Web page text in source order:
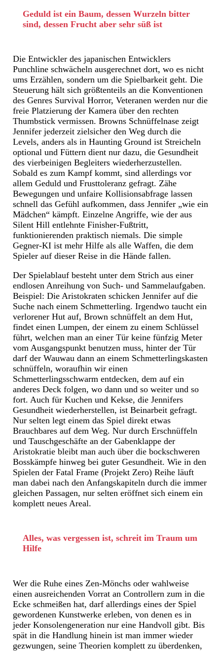
Geduld ist ein Baum, dessen Wurzeln bitter
sind, dessen Frucht aber sehr süß ist
Die Entwickler des japanischen Entwicklers
Punchline schwächeln ausgerechnet dort, wo es nicht
ums Erzählen, sondern um die Spielbarkeit geht. Die
Steuerung hält sich größtenteils an die Konventionen
des Genres Survival Horror, Veteranen werden nur die
freie Platzierung der Kamera über den rechten
Thumbstick vermissen. Browns Schnüffelnase zeigt
Jennifer jederzeit zielsicher den Weg durch die
Levels, anders als in Haunting Ground ist Streicheln
optional und Füttern dient nur dazu, die Gesundheit
des vierbeinigen Begleiters wiederherzustellen.
Sobald es zum Kampf kommt, sind allerdings vor
allem Geduld und Frusttoleranz gefragt. Zähe
Bewegungen und unfaire Kollisionsabfrage lassen
schnell das Gefühl aufkommen, dass Jennifer „wie ein
Mädchen“ kämpft. Einzelne Angriffe, wie der aus
Silent Hill entlehnte Finisher-Fußtritt,
funktionierenden praktisch niemals. Die simple
Gegner-KI ist mehr Hilfe als alle Waffen, die dem
Spieler auf dieser Reise in die Hände fallen.
Der Spielablauf besteht unter dem Strich aus einer
endlosen Anreihung von Such- und Sammelaufgaben.
Beispiel: Die Aristokraten schicken Jennifer auf die
Suche nach einem Schmetterling. Irgendwo taucht ein
verlorener Hut auf, Brown schnüffelt an dem Hut,
findet einen Lumpen, der einem zu einem Schlüssel
führt, welchen man an einer Tür keine fünfzig Meter
vom Ausgangspunkt benutzen muss, hinter der Tür
darf der Wauwau dann an einem Schmetterlingskasten
schnüffeln, woraufhin wir einen
Schmetterlingsschwarm entdecken, dem auf ein
anderes Deck folgen, wo dann und so weiter und so
fort. Auch für Kuchen und Kekse, die Jennifers
Gesundheit wiederherstellen, ist Beinarbeit gefragt.
Nur selten legt einem das Spiel direkt etwas
Brauchbares auf dem Weg. Nur durch Erschnüffeln
und Tauschgeschäfte an der Gabenklappe der
Aristokratie bleibt man auch über die bockschweren
Bosskämpfe hinweg bei guter Gesundheit. Wie in den
Spielen der Fatal Frame (Projekt Zero) Reihe läuft
man dabei nach den Anfangskapiteln durch die immer
gleichen Passagen, nur selten eröffnet sich einem ein
komplett neues Areal.
Alles, was vergessen ist, schreit im Traum um
Hilfe
Wer die Ruhe eines Zen-Mönchs oder wahlweise
einen ausreichenden Vorrat an Controllern zum in die
Ecke schmeißen hat, darf allerdings eines der Spiel
gewordenen Kunstwerke erleben, von denen es in
jeder Konsolengeneration nur eine Handvoll gibt. Bis
spät in die Handlung hinein ist man immer wieder
gezwungen, seine Theorien komplett zu überdenken,